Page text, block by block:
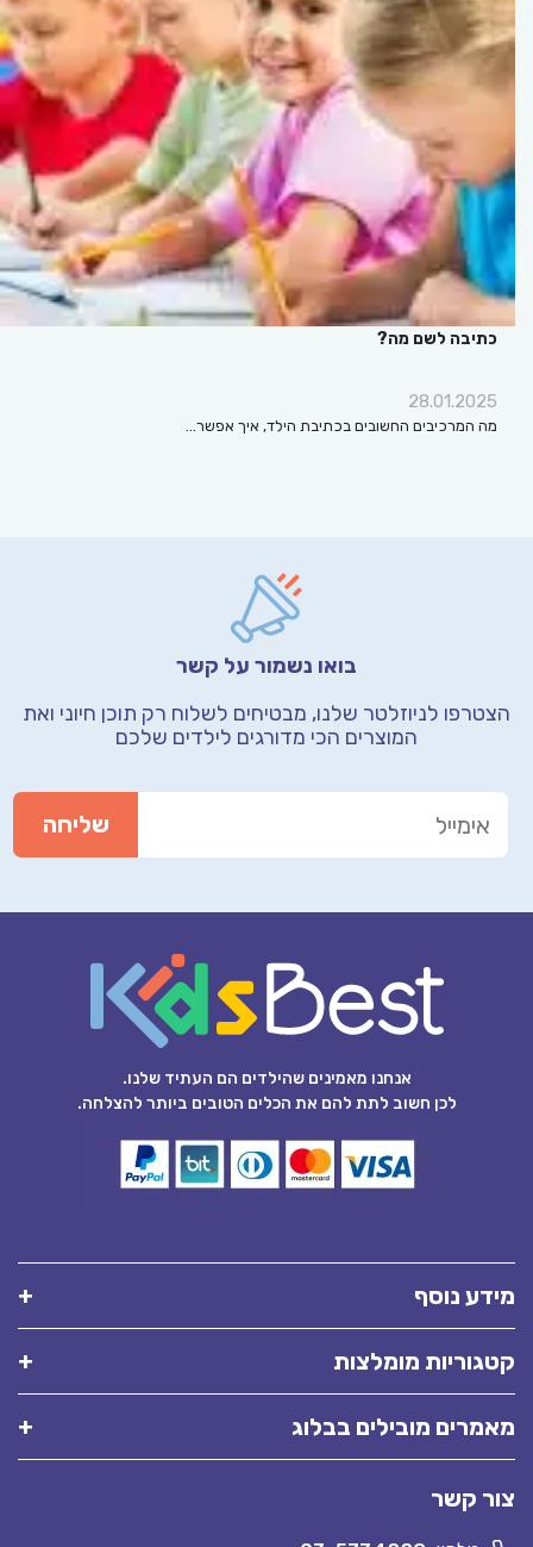
כתיבה לשם מה?
28.01.2025
מה המרכיבים החשובים בכתיבת הילד, איך אפשר…
בואו נשמור על קשר
הצטרפו לניוזלטר שלנו, מבטיחים לשלוח רק תוכן חיוני ואת
המוצרים הכי מדורגים לילדים שלכם
אנחנו מאמינים שהילדים הם העתיד שלנו.
לכן חשוב לתת להם את הכלים הטובים ביותר להצלחה.
מידע נוסף
קטגוריות מומלצות
מאמרים מובילים בבלוג
צור קשר